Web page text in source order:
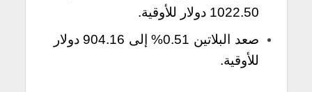
1022.50 دولار للأوقية.
صعد البلاتين 0.51% إلى 904.16 دولار
للأوقية.